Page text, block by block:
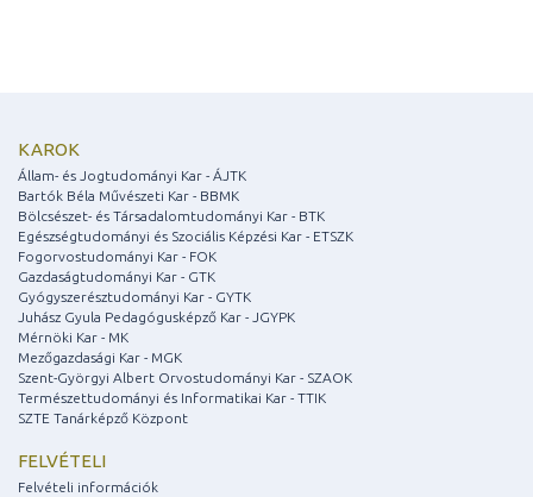
KAROK
Állam- és Jogtudományi Kar - ÁJTK
Bartók Béla Művészeti Kar - BBMK
Bölcsészet- és Társadalomtudományi Kar - BTK
Egészségtudományi és Szociális Képzési Kar - ETSZK
Fogorvostudományi Kar - FOK
Gazdaságtudományi Kar - GTK
Gyógyszerésztudományi Kar - GYTK
Juhász Gyula Pedagógusképző Kar - JGYPK
Mérnöki Kar - MK
Mezőgazdasági Kar - MGK
Szent-Györgyi Albert Orvostudományi Kar - SZAOK
Természettudományi és Informatikai Kar - TTIK
SZTE Tanárképző Központ
FELVÉTELI
Felvételi információk